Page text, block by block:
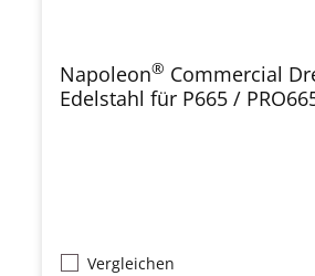
Napoleon® Commercial
Edelstahl für P665 /
Vergleichen